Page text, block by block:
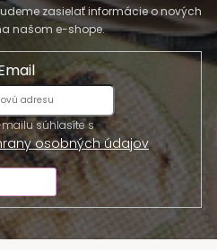
zasielať informácie o nových
našom e-shope.
Vložením e-mailu súhlasíte s
osobných údajov